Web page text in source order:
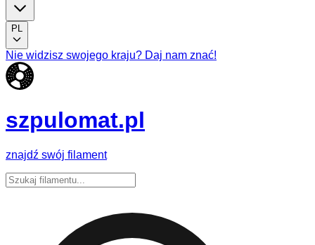
PL
Nie widzisz swojego kraju? Daj nam znać!
szpulomat.pl
znajdź swój filament